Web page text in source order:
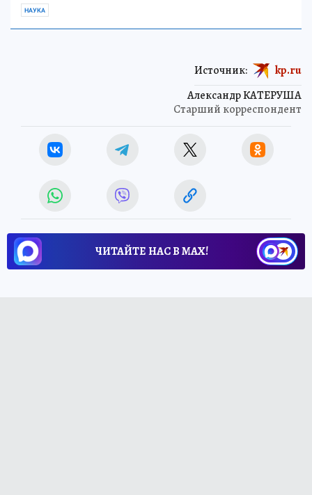
НАУКА
Александр КАТЕРУША
Старший корреспондент
Источник: kp.ru
ЧИТАЙТЕ НАС В МАХ!